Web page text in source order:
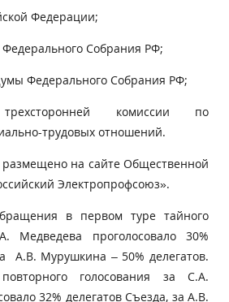
Федерации;
Собрания РФ;
Федерального Собрания РФ;
комиссии по
трудовых отношений.
на сайте Общественной
Электропрофсоюз».
в первом туре тайного
Медведева проголосовало 30%
А.В. Мурушкина – 50% делегатов.
голосования за С.А.
32% делегатов Съезда, за А.В.